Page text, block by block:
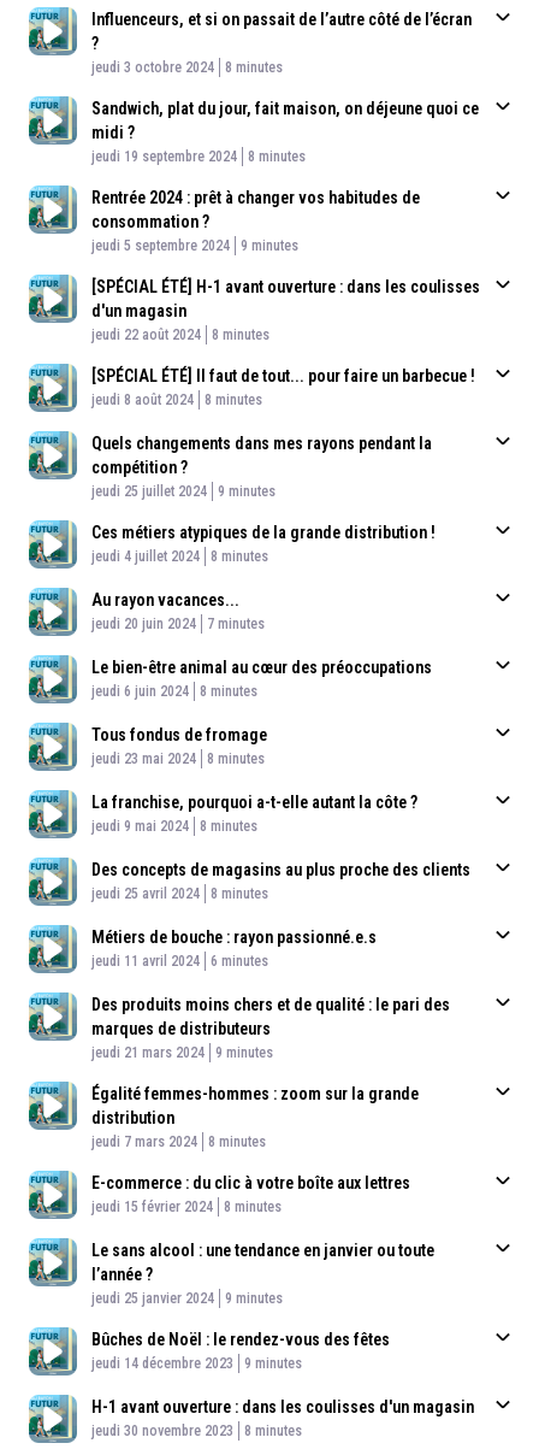
Influenceurs, et si on passait de l’autre côté de l’écran
?
Published At
jeudi 3 octobre 2024 Time
8 minutes
Sandwich, plat du jour, fait maison, on déjeune quoi ce
midi ?
Published At
jeudi 19 septembre 2024 Time
8 minutes
Rentrée 2024 : prêt à changer vos habitudes de
consommation ?
Published At
jeudi 5 septembre 2024 Time
9 minutes
[SPÉCIAL ÉTÉ] H-1 avant ouverture : dans les coulisses
d'un magasin
Published At
jeudi 22 août 2024 Time
8 minutes
[SPÉCIAL ÉTÉ] Il faut de tout... pour faire un barbecue !
Published At
jeudi 8 août 2024 Time
8 minutes
Quels changements dans mes rayons pendant la
compétition ?
Published At
jeudi 25 juillet 2024 Time
9 minutes
Ces métiers atypiques de la grande distribution !
Published At
jeudi 4 juillet 2024 Time
8 minutes
Au rayon vacances...
Published At
jeudi 20 juin 2024 Time
7 minutes
Le bien-être animal au cœur des préoccupations
Published At
jeudi 6 juin 2024 Time
8 minutes
Tous fondus de fromage
Published At
jeudi 23 mai 2024 Time
8 minutes
La franchise, pourquoi a-t-elle autant la côte ?
Published At
jeudi 9 mai 2024 Time
8 minutes
Des concepts de magasins au plus proche des clients
Published At
jeudi 25 avril 2024 Time
8 minutes
Métiers de bouche : rayon passionné.e.s
Published At
jeudi 11 avril 2024 Time
6 minutes
Des produits moins chers et de qualité : le pari des
marques de distributeurs
Published At
jeudi 21 mars 2024 Time
9 minutes
Égalité femmes-hommes : zoom sur la grande
distribution
Published At
jeudi 7 mars 2024 Time
8 minutes
E-commerce : du clic à votre boîte aux lettres
Published At
jeudi 15 février 2024 Time
8 minutes
Le sans alcool : une tendance en janvier ou toute
l’année ?
Published At
jeudi 25 janvier 2024 Time
9 minutes
Bûches de Noël : le rendez-vous des fêtes
Published At
jeudi 14 décembre 2023 Time
9 minutes
H-1 avant ouverture : dans les coulisses d'un magasin
Published At
jeudi 30 novembre 2023 Time
8 minutes